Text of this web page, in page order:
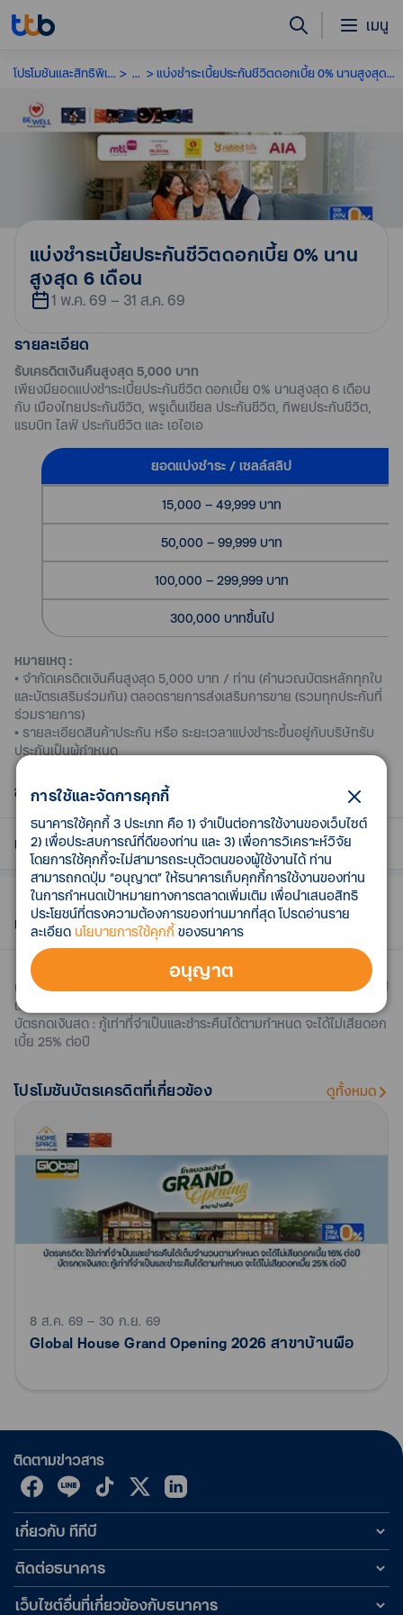
เมนู
โปรโมชันและสิทธิพิเศษ ... แบ่งชำระเบี้ยประกันชีวิตดอกเบี้ย 0% นานสูงสุด 6 เดือน
แบ่งชำระเบี้ยประกันชีวิตดอกเบี้ย 0% นาน
สูงสุด 6 เดือน
1 พ.ค. 69 – 31 ส.ค. 69
รายละเอียด
รับเครดิตเงินคืนสูงสุด 5,000 บาท
เพียงมียอดแบ่งชำระเบี้ยประกันชีวิต ดอกเบี้ย 0% นานสูงสุด 6 เดือน
กับ เมืองไทยประกันชีวิต, พรูเด็นเชียล ประกันชีวิต, ทิพยประกันชีวิต,
แรบบิท ไลฟ์ ประกันชีวิต และ เอไอเอ
ยอดแบ่งชำระ / เซลล์สลิป
15,000 – 49,999 บาท
50,000 – 99,999 บาท
100,000 – 299,999 บาท
300,000 บาทขึ้นไป
หมายเหตุ :
• จำกัดเครดิตเงินคืนสูงสุด 5,000 บาท / ท่าน (คำนวณบัตรหลักทุกใบ
และบัตรเสริมร่วมกัน) ตลอดรายการส่งเสริมการขาย (รวมทุกประกันที่
ร่วมรายการ)
• รายละเอียดสินค้าประกัน หรือ ระยะเวลาแบ่งชำระขึ้นอยู่กับบริษัทรับ
ประกันเป็นผู้กำหนด
ช่องทางและวิธีการสมัคร
ลงทะเบียนรับสิทธิ์ครั้งเดียวตลอดรายการผ่านแอป ttb touchคลิก
หรือส่ง SMSพิมพ์ LIFE เว้นวรรค ตามด้วยหมายเลขบัตรเครดิต หรือ
บัตรกดเงินสด 12 หลักสุดท้าย ส่งมาที่ 4899777
(อัตราค่าส่ง SMS ขึ้นอยู่กับเครือข่ายผู้ให้บริการของท่าน)
บัตรเครดิต ttb reserve infinite สามารถรับสิทธิ์ได้โดยไม่ต้องลง
ทะเบียน
เงื่อนไขการรับเครดิตเงินคืน
สิทธิพิเศษเฉพาะผู้ถือบัตรเครดิต ttb ทุกประเภท (รวมบัตรเครดิตที
เอ็มบี และ บัตรเครดิตธนชาต) บัตรเครดิต ttb Global House และ
บัตรเครดิต ttb Disney ทั้งบัตรหลักและบัตรเสริม และบัตรกด
เงินสด ttb flash และบัตรกดเงินสด ttb Global House ประเภท
บุคคลธรรมดาเท่านั้น ยกเว้น บัตรเครดิตองค์กรทุกประเภท
บัตรเครดิต: เมื่อมียอดใช้จ่ายค่าเบี้ยประกันแบบแบ่งชำระ 0% pay
plan นานสูงสุด 6 เดือน ตามเงื่อนไข กับ เมืองไทยประกันชีวิต, พรู
เด็นเชียล ประกันชีวิต, ทิพยประกันชีวิต, แรบบิท ไลฟ์ ประกันชีวิต
และ เอไอเอ ตั้งแต่วันที่ 1 พ.ค. 69 – 31 ส.ค. 69
บัตรกดเงินสด: เมื่อมียอดใช้จ่ายค่าเบี้ยประกันแบบแบ่งชำระ 0%
pay plan นานสูงสุด 6 เดือน ตามเงื่อนไข กับ พรูเด็นเชียล ประกัน
แบ่งชำระเบี้ยประกันชีวิตปีแรก กับ เมืองไทยประกันชีวิต, แรบบิท
ไลฟ์ ประกันชีวิต และ เอไอเอ เงื่อนไขเป็นไปตามที่บริษัทประกัน
จำกัดเครดิตเงินคืนสูงสุด 5,000 บาท / ท่าน (คำนวณบัตรหลักทุก
ใบและบัตรเสริมร่วมกัน) ตลอดรายการส่งเสริมการขาย (รวมทุก
ประกันที่ร่วมรายการ) ตามเงื่อนไขที่กำหนด โดยคำนวณการให้
เครดิตเงินคืนจากยอดใช้จ่ายต่อเซลล์สลิปตั้งแต่ 15,000 บาทขึ้นไป
ยอดใช้จ่ายของแต่ละบัตรหลักจะนำมาคำนวณร่วมกัน กรณีถือ
บัตรหลักหลายใบธนาคารจะทำการเครดิตเงินคืนให้กับบัตรหลักที่มี
การรับเครดิตเงินคืน โดยจะคำนวณเฉพาะบัตรเครดิตบัตรหลักและ
กรณีที่บัตรหลักมียอดใช้จ่ายสูงสุดเท่ากันหลายใบ ธนาคารจะ
ทำการเครดิตเงินคืนให้กับบัตรหลัก ที่มีลำดับสูงสุดเป็นลำดับแรก
สงวนสิทธิ์เฉพาะผู้ถือบัตรเครดิต ttb และบัตรกดเงินสด ttb ที่ลง
ทะเบียนถูกต้อง ก่อนหรือภายในวันที่ทำรายการ และได้รับข้อความ
ยืนยันการลงทะเบียนสมบูรณ์แล้ว
กรณีที่บัตรหลักไม่ได้มีการลงทะเบียนเข้าร่วมรายการ แต่บัตรเสริม
เงื่อนไขอื่นๆ
ธนาคารขอสงวนสิทธิ์ในการเปลี่ยนแปลง ข้อกำหนดและเงื่อนไข
และสิทธิประโยชน์ โดยหากมีการเปลี่ยนแปลงจะแจ้งให้ทราบล่วง
หน้า ผ่านทางช่องทางของธนาคาร เช่น เว็บไซต์ธนาคาร
ธนาคารเป็นเพียงช่องทางในการชำระเงิน ไม่มีส่วนเกี่ยวข้องกับ
ติดต่อบริษัทประกันผู้ให้บริการโดยตรง
เงินสดหรือโอนสิทธิ์ให้ผู้อื่นได้
กรณีมีข้อพิพาท ให้ถือคำตัดสินของธนาคารเป็นที่สิ้นสุด
ศึกษารายละเอียดเพิ่มเติมได้ที่
https://www.ttbbank.com/th/cc/pro
บัตรเครดิต : ใช้เท่าที่จำเป็นและชำระคืนได้เต็มจำนวนตามกำหนด จะได้ไม่
เสียดอกเบี้ย 16% ต่อปี
บัตรกดเงินสด : กู้เท่าที่จำเป็นและชำระคืนได้ตามกำหนด จะได้ไม่เสียดอก
เบี้ย 25% ต่อปี
โปรโมชันบัตรเครดิตที่เกี่ยวข้อง ดูทั้งหมด
8 ส.ค. 69 – 30 ก.ย. 69
Global House Grand Opening 2026 สาขาบ้านผือ
การใช้และจัดการคุกกี้
ธนาคารใช้คุกกี้ 3 ประเภท คือ 1) จำเป็นต่อการใช้งานของเว็บไซต์
2) เพื่อประสบการณ์ที่ดีของท่าน และ 3) เพื่อการวิเคราะห์วิจัย
โดยการใช้คุกกี้จะไม่สามารถระบุตัวตนของผู้ใช้งานได้ ท่าน
สามารถกดปุ่ม “อนุญาต” ให้ธนาคารเก็บคุกกี้การใช้งานของท่าน
ในการกำหนดเป้าหมายทางการตลาดเพิ่มเติม เพื่อนำเสนอสิทธิ
ประโยชน์ที่ตรงความต้องการของท่านมากที่สุด โปรดอ่านราย
ละเอียด นโยบายการใช้คุกกี้ของธนาคาร
อนุญาต
ติดตามข่าวสาร
เกี่ยวกับ ทีทีบี
ติดต่อธนาคาร
เว็บไซต์อื่นที่เกี่ยวข้องกับธนาคาร